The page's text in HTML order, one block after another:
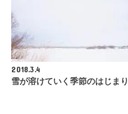
2018.3.4
雪が溶けていく季節のはじまり